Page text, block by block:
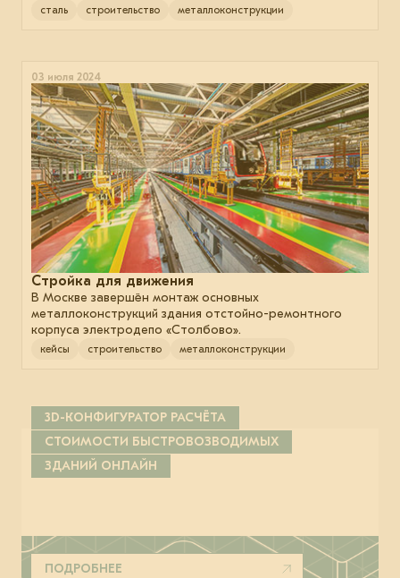
сталь строительство металлоконструкции
03 июля 2024
Стройка для движения
В Москве завершён монтаж основных
металлоконструкций здания отстойно-ремонтного
корпуса электродепо «Столбово».
кейсы строительство металлоконструкции
3D-КОНФИГУРАТОР РАСЧЁТА
СТОИМОСТИ БЫСТРОВОЗВОДИМЫХ
ЗДАНИЙ ОНЛАЙН
ПОДРОБНЕЕ